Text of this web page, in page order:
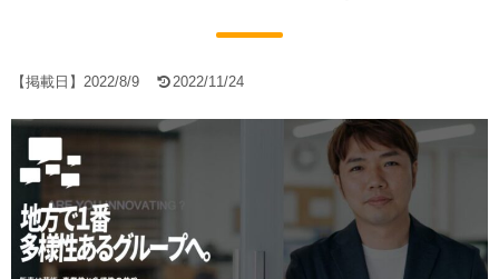
【掲載日】 2022/8/9 2022/11/24